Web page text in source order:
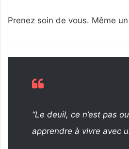
Prenez soin de vous. Même
“Le deuil, ce n’est pas
apprendre à vivre avec